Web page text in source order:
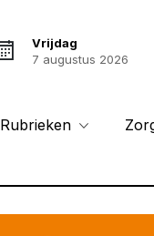
Vrijdag
7 augustus 2026
Rubrieken